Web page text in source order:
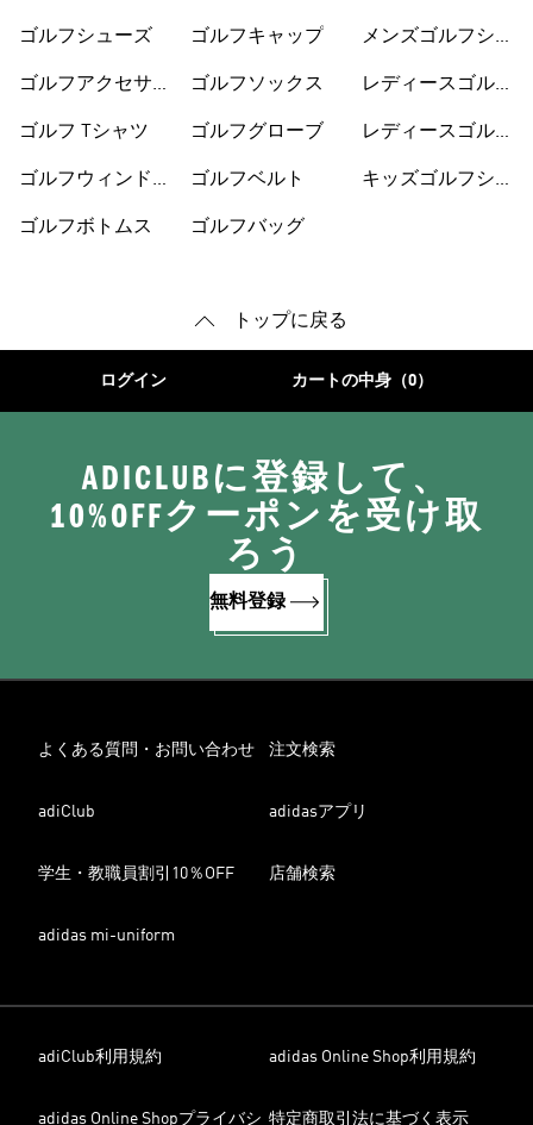
ゴルフシューズ
ゴルフアクセサリ
ゴルフ Tシャツ
ゴルフウィンドブ
ゴルフボトムス
ゴルフキャップ
ゴルフソックス
ゴルフグローブ
ゴルフベルト
ゴルフバッグ
メンズゴルフシュ
レディースゴルフ
レディースゴルフ
キッズゴルフシュ
トップに戻る
ログイン カートの中身（0）
ADICLUBに登録して、
10%OFFクーポンを受け取
ろう
無料登録
よくある質問・お問い合わせ 注文検索
adiClub adidasアプリ
学生・教職員割引10％OFF 店舗検索
adidas mi-uniform
adiClub利用規約 adidas Online Shop利用規約
adidas Online Shopプライバシ 特定商取引法に基づく表示